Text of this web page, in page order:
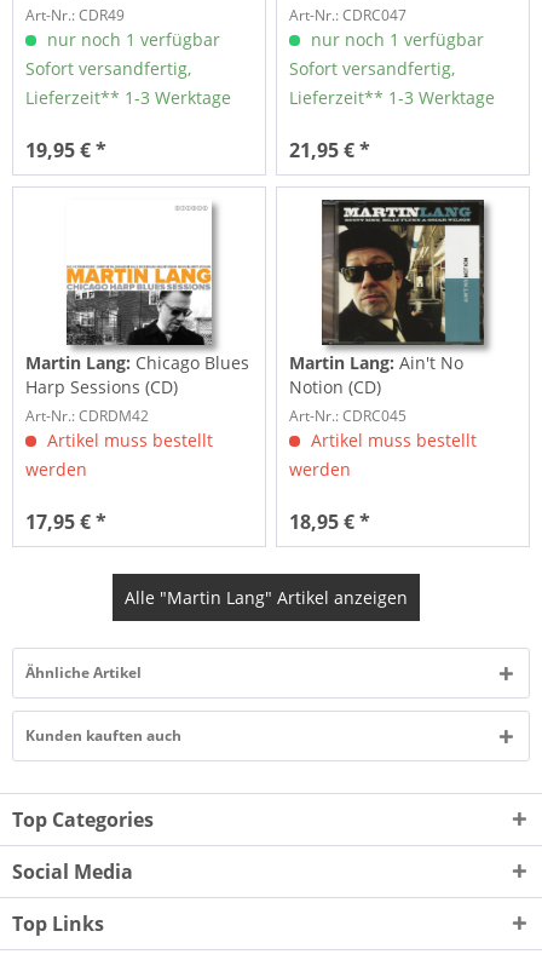
Art-Nr.: CDR49
nur noch 1 verfügbar
Sofort versandfertig,
Lieferzeit** 1-3 Werktage
19,95 € *
Art-Nr.: CDRC047
nur noch 1 verfügbar
Sofort versandfertig,
Lieferzeit** 1-3 Werktage
21,95 € *
Martin Lang: Chicago Blues
Harp Sessions (CD)
Art-Nr.: CDRDM42
Artikel muss bestellt
werden
17,95 € *
Martin Lang:Ain't No
Notion (CD)
Art-Nr.: CDRC045
Artikel muss bestellt
werden
18,95 € *
Alle "Martin Lang" Artikel anzeigen
Ähnliche Artikel
Kunden kauften auch
Top Categories
Social Media
Top Links